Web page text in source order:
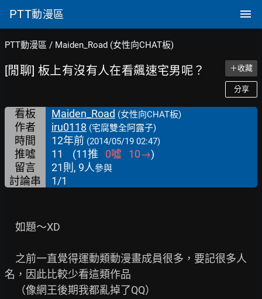
PTT動漫區
PTT動漫區 / Maiden_Road (女性向CHAT板)
[閒聊] 板上有沒有人在看飆速宅男呢？ ＋收藏
分享
看板 Maiden_Road (女性向CHAT板)
作者 iru0118 (宅腐雙全阿露子)
時間 12年前 (2014/05/19 02:47)
推噓 11 (11推 0噓 10→)
留言
21則, 9人參與
討論串 1/1
如題～XD
之前一直覺得運動類動漫畫成員很多，要記很多人
名，因此比較少看這類作品
（像網王後期我都亂掉了QQ）